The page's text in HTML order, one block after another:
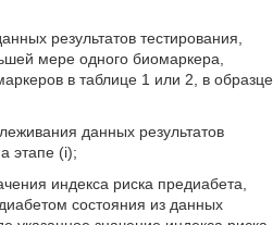
результатов тестирования,
мере одного биомаркера,
в таблице 1 или 2, в образце
данных результатов
этапе (i);
индекса риска предиабета,
состояния из данных